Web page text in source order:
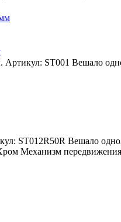
ST001 Вешало
ST012R50R Вешало
передвижения: